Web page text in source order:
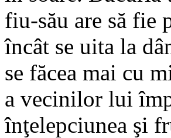
fiu-său are să
încât se uita la
se făcea mai cu
a vecinilor lui
înţelepciunea şi